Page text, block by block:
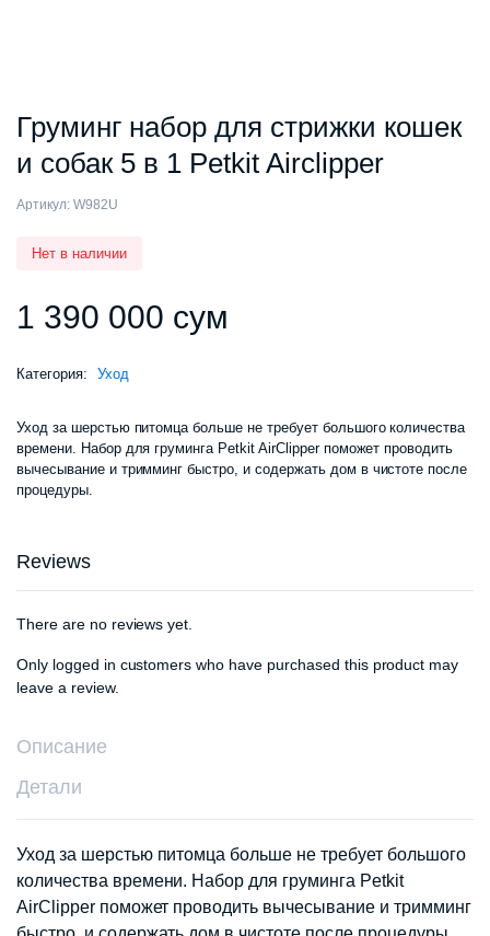
Груминг набор для стрижки кошек
и собак 5 в 1 Petkit Airclipper
Артикул: W982U
Нет в наличии
1 390 000 сум
Категория: Уход
Уход за шерстью питомца больше не требует большого количества
времени. Набор для груминга Petkit AirClipper поможет проводить
вычесывание и тримминг быстро, и содержать дом в чистоте после
процедуры.
Reviews
There are no reviews yet.
Only logged in customers who have purchased this product may
leave a review.
Описание
Детали
Уход за шерстью питомца больше не требует большого
количества времени. Набор для груминга Petkit
AirClipper поможет проводить вычесывание и тримминг